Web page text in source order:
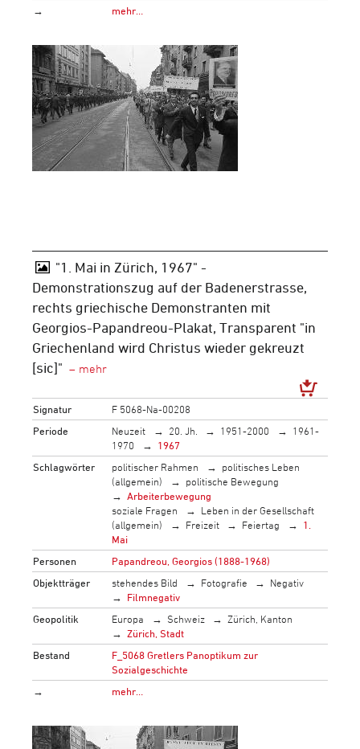
→
mehr…
"1. Mai in Zürich, 1967" -
Demonstrationszug auf der Badenerstrasse,
rechts griechische Demonstranten mit
Georgios-Papandreou-Plakat, Transparent "in
Griechenland wird Christus wieder gekreuzt
[sic]"
Signatur
F 5068-Na-00208
Periode
Neuzeit 20. Jh. 1951-2000
1961-
1970
1967
Schlagwörter
politischer Rahmen
politisches Leben
(allgemein)
politische Bewegung
Arbeiterbewegung
soziale Fragen
Leben in der Gesellschaft
(allgemein)
Freizeit Feiertag
1.
Mai
Personen
Papandreou, Georgios (1888-1968)
Objektträger
stehendes Bild Fotografie
Negativ
Filmnegativ
Geopolitik
Europa Schweiz
Zürich, Kanton
Zürich, Stadt
Bestand
F_5068 Gretlers Panoptikum zur
Sozialgeschichte
→
mehr…